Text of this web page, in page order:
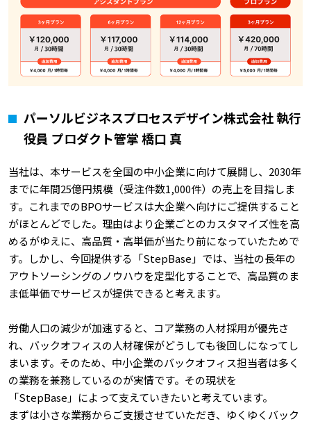
パーソルビジネスプロセスデザイン株式会社 執行
役員 プロダクト管掌 橋口 真
当社は、本サービスを全国の中小企業に向けて展開し、2030年
までに年間25億円規模（受注件数1,000件）の売上を目指しま
す。これまでのBPOサービスは大企業へ向けにご提供すること
がほとんどでした。理由はより企業ごとのカスタマイズ性を高
めるがゆえに、高品質・高単価が当たり前になっていたためで
す。しかし、今回提供する「StepBase」では、当社の長年の
アウトソーシングのノウハウを定型化することで、高品質のま
ま低単価でサービスが提供できると考えます。
労働人口の減少が加速すると、コア業務の人材採用が優先さ
れ、バックオフィスの人材確保がどうしても後回しになってし
まいます。そのため、中小企業のバックオフィス担当者は多く
の業務を兼務しているのが実情です。その現状を
「StepBase」によって支えていきたいと考えています。
まずは小さな業務からご支援させていただき、ゆくゆくバック